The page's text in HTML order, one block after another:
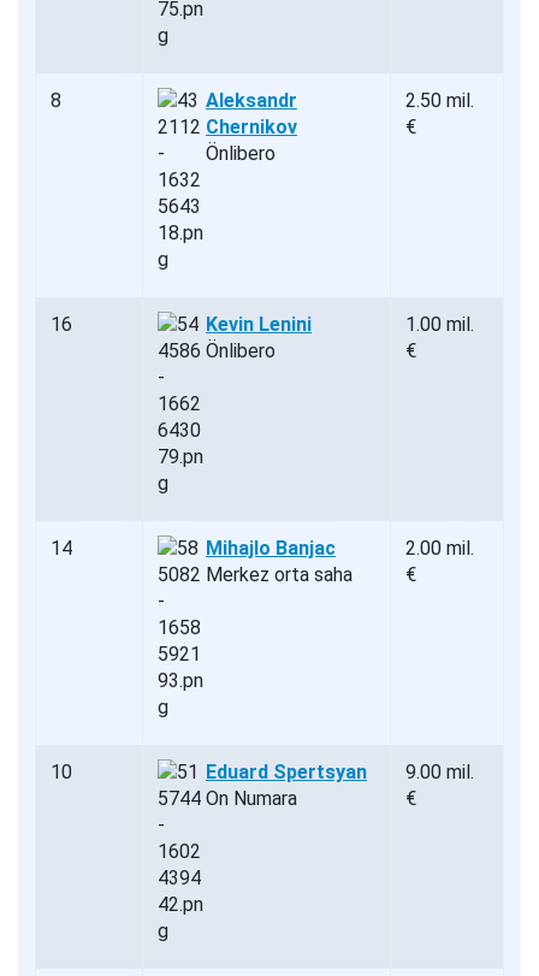
8
Aleksandr
Chernikov
Önlibero
2.50 mil.
€
16
Kevin Lenini
Önlibero
1.00 mil.
€
14
Mihajlo Banjac
Merkez orta saha
2.00 mil.
€
10
Eduard Spertsyan
On Numara
9.00 mil.
€